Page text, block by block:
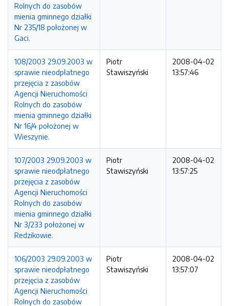
Rolnych do zasobów
mienia gminnego działki
Nr 235/18 położonej w
Gaci.
108/2003 29.09.2003 w
sprawie nieodpłatnego
przejęcia z zasobów
Agencji Nieruchomości
Rolnych do zasobów
mienia gminnego działki
Nr 16/4 położonej w
Wieszynie.
Piotr
Stawiszyński
2008-04-02
13:57:46
107/2003 29.09.2003 w
sprawie nieodpłatnego
przejęcia z zasobów
Agencji Nieruchomości
Rolnych do zasobów
mienia gminnego działki
Nr 3/233 położonej w
Redzikowie.
Piotr
Stawiszyński
2008-04-02
13:57:25
106/2003 29.09.2003 w
sprawie nieodpłatnego
przejęcia z zasobów
Agencji Nieruchomości
Rolnych do zasobów
Piotr
Stawiszyński
2008-04-02
13:57:07